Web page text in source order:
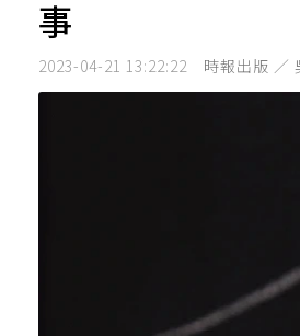
事
2023-04-21 13:22:22 時報出版 ／